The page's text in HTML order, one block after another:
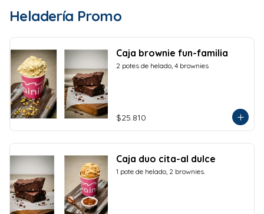
Heladería Promo
Caja brownie fun-familia
2 potes de helado, 4 brownies
$25.810
Caja duo cita-al dulce
1 pote de helado, 2 brownies.